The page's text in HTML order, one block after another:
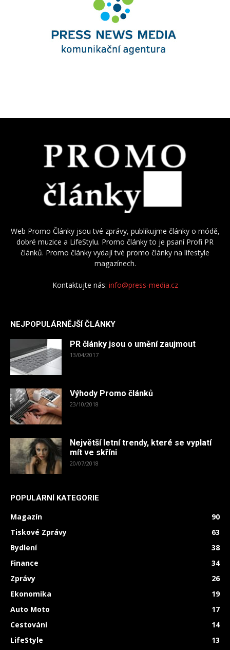
Web Promo Články jsou tvé zprávy, publikujme články o módě,
dobré muzice a LifeStylu. Promo články to je psaní Profi PR
článků. Promo články vydají tvé promo články na lifestyle
magazínech.
Kontaktujte nás: info@press-media.cz
NEJPOPULÁRNĚJŠÍ ČLÁNKY
PR články jsou o umění zaujmout
13/04/2017
Výhody Promo článků
23/10/2018
Největší letní trendy, které se vyplatí
mít ve skříni
20/07/2018
POPULÁRNÍ KATEGORIE
Magazín
90
Tiskové Zprávy
63
Bydlení
38
Finance
34
Zprávy
26
Ekonomika
19
Auto Moto
17
Cestování
14
LifeStyle
13